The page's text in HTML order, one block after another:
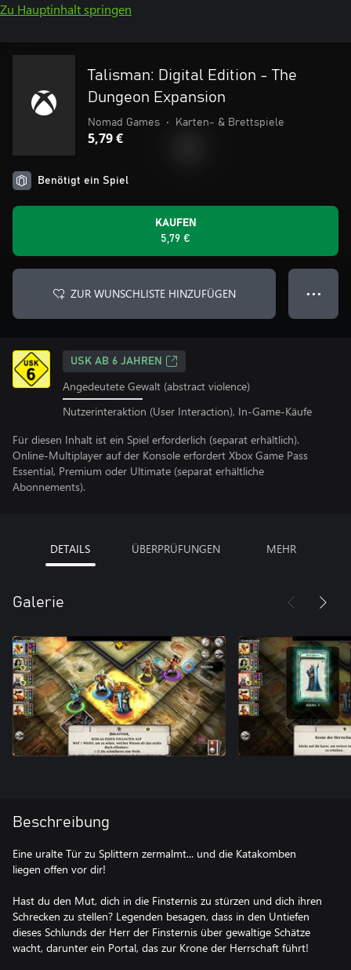
Zu Hauptinhalt springen
Talisman: Digital Edition - The
Dungeon Expansion
Nomad Games • Karten- & Brettspiele
5,79 €
Benötigt ein Spiel
KAUFEN
5,79 €
ZUR WUNSCHLISTE HINZUFÜGEN ● ● ●
USK AB 6 JAHREN
Angedeutete Gewalt (abstract violence)
Nutzerinteraktion (User Interaction), In-Game-Käufe
Für diesen Inhalt ist ein Spiel erforderlich (separat erhältlich).
Online-Multiplayer auf der Konsole erfordert Xbox Game Pass
Essential, Premium oder Ultimate (separat erhältliche
Abonnements).
DETAILS ÜBERPRÜFUNGEN MEHR
Galerie
Beschreibung
Eine uralte Tür zu Splittern zermalmt... und die Katakomben
liegen offen vor dir!
Hast du den Mut, dich in die Finsternis zu stürzen und dich ihren
Schrecken zu stellen? Legenden besagen, dass in den Untiefen
dieses Schlunds der Herr der Finsternis über gewaltige Schätze
wacht, darunter ein Portal, das zur Krone der Herrschaft führt!